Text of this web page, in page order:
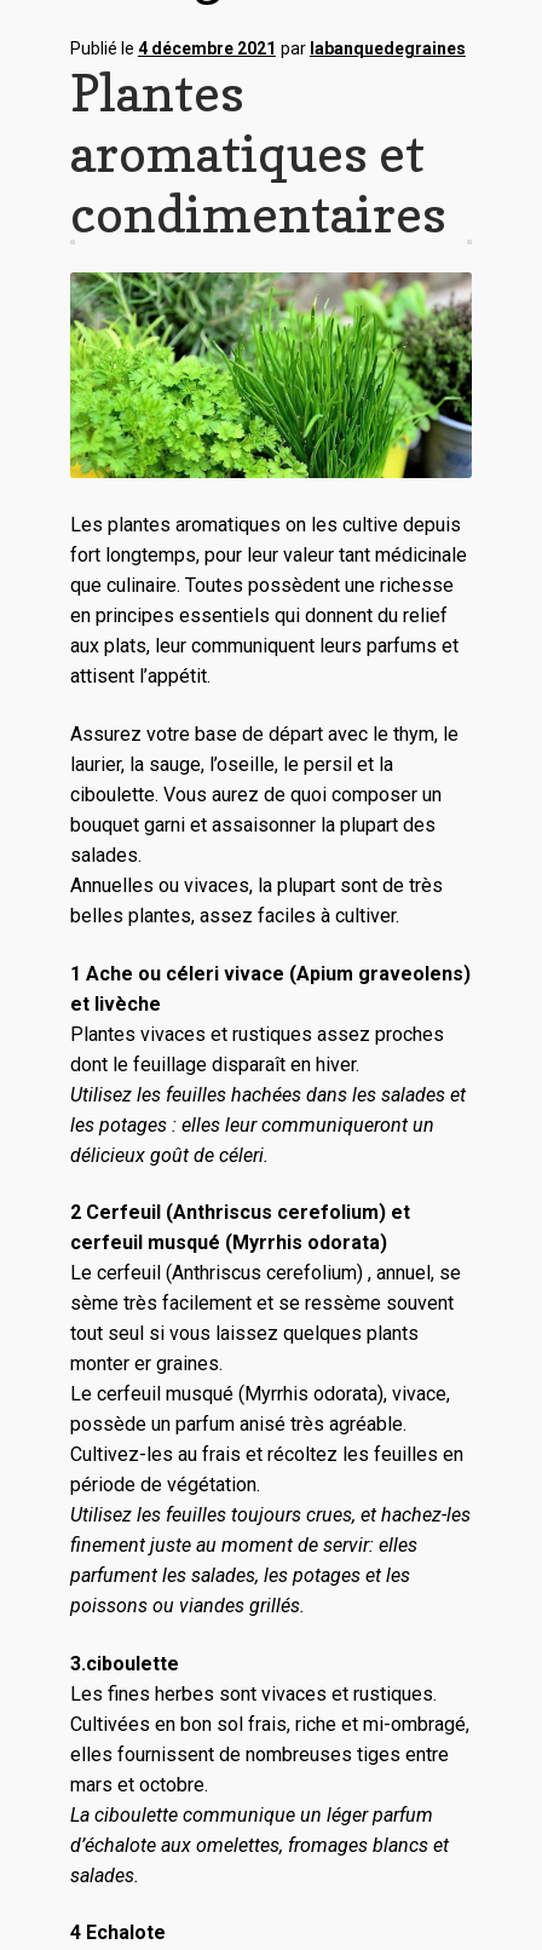
Publié le 4 décembre 2021 par labanquedegraines
Plantes
aromatiques et
condimentaires
Les plantes aromatiques on les cultive depuis
fort longtemps, pour leur valeur tant médicinale
que culinaire. Toutes possèdent une richesse
en principes essentiels qui donnent du relief
aux plats, leur communiquent leurs parfums et
attisent l’appétit.
Assurez votre base de départ avec le thym, le
laurier, la sauge, l’oseille, le persil et la
ciboulette. Vous aurez de quoi composer un
bouquet garni et assaisonner la plupart des
salades.
Annuelles ou vivaces, la plupart sont de très
belles plantes, assez faciles à cultiver.
1 Ache ou céleri vivace (Apium graveolens)
et livèche
Plantes vivaces et rustiques assez proches
dont le feuillage disparaît en hiver.
Utilisez les feuilles hachées dans les salades et
les potages : elles leur communiqueront un
délicieux goût de céleri.
2 Cerfeuil (Anthriscus cerefolium) et
cerfeuil musqué (Myrrhis odorata)
Le cerfeuil (Anthriscus cerefolium) , annuel, se
sème très facilement et se ressème souvent
tout seul si vous laissez quelques plants
monter er graines.
Le cerfeuil musqué (Myrrhis odorata), vivace,
possède un parfum anisé très agréable.
Cultivez-les au frais et récoltez les feuilles en
période de végétation.
Utilisez les feuilles toujours crues, et hachez-les
finement juste au moment de servir: elles
parfument les salades, les potages et les
poissons ou viandes grillés.
3.ciboulette
Les fines herbes sont vivaces et rustiques.
Cultivées en bon sol frais, riche et mi-ombragé,
elles fournissent de nombreuses tiges entre
mars et octobre.
La ciboulette communique un léger parfum
d’échalote aux omelettes, fromages blancs et
salades.
4 Echalote